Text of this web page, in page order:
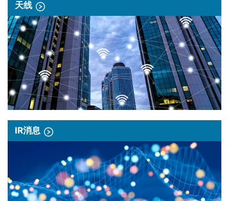
天线
IR消息